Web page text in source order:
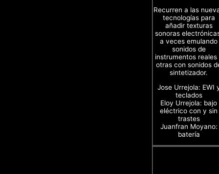
Recurren a las
tecnologías para
añadir texturas
sonoras
a veces emulando
sonidos de
instrumentos reales
otras con sonidos
sintetizador.
Jose Urrejola: EWI
teclados
Eloy Urrejola: bajo
eléctrico con y sin
trastes
Juanfran Moyano:
batería